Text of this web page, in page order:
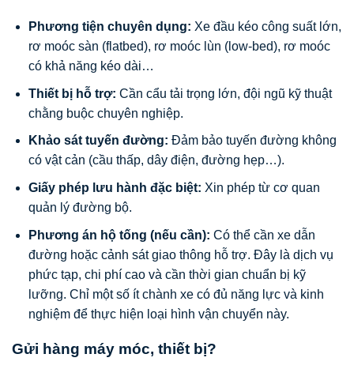
Phương tiện chuyên dụng: Xe đầu kéo công suất lớn,
rơ moóc sàn (flatbed), rơ moóc lùn (low-bed), rơ moóc
có khả năng kéo dài…
Thiết bị hỗ trợ: Cần cẩu tải trọng lớn, đội ngũ kỹ thuật
chằng buộc chuyên nghiệp.
Khảo sát tuyến đường: Đảm bảo tuyến đường không
có vật cản (cầu thấp, dây điện, đường hẹp…).
Giấy phép lưu hành đặc biệt: Xin phép từ cơ quan
quản lý đường bộ.
Phương án hộ tống (nếu cần): Có thể cần xe dẫn
đường hoặc cảnh sát giao thông hỗ trợ. Đây là dịch vụ
phức tạp, chi phí cao và cần thời gian chuẩn bị kỹ
lưỡng. Chỉ một số ít chành xe có đủ năng lực và kinh
nghiệm để thực hiện loại hình vận chuyển này.
Gửi hàng máy móc, thiết bị?